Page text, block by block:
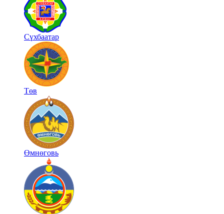
Сүхбаатар
Төв
Өмнөговь